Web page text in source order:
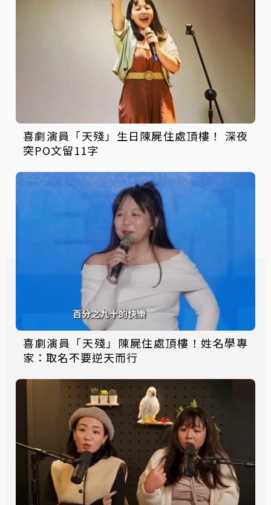
喜劇演員「天殘」生日陳屍住處頂樓！ 深夜
突PO文留11字
喜劇演員「天殘」陳屍住處頂樓！姓名學專
家：取名不要逆天而行